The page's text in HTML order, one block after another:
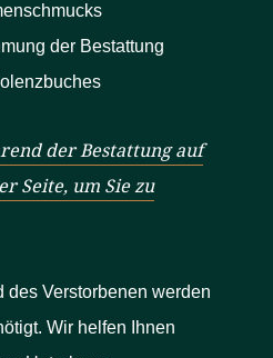
der Bestattung
der Bestattung auf
Seite, um Sie zu
des Verstorbenen werden
Wir helfen Ihnen